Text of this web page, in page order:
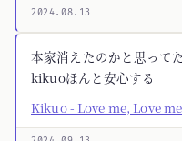
2024.08.13
本家消えたのかと思ってた
kikuoほんと安心する
Kikuo - Love me, Love